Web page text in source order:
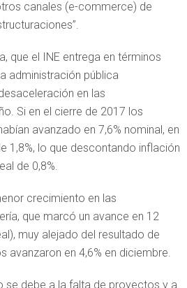
canales (e-commerce) de
que el INE entrega en términos
administración pública
en las
Si en el cierre de 2017 los
avanzado en 7,6% nominal, en
1,8%, lo que descontando inflación
de 0,8%.
crecimiento en las
que marcó un avance en 12
muy alejado del resultado de
avanzaron en 4,6% en diciembre.
se debe a la falta de proyectos y a